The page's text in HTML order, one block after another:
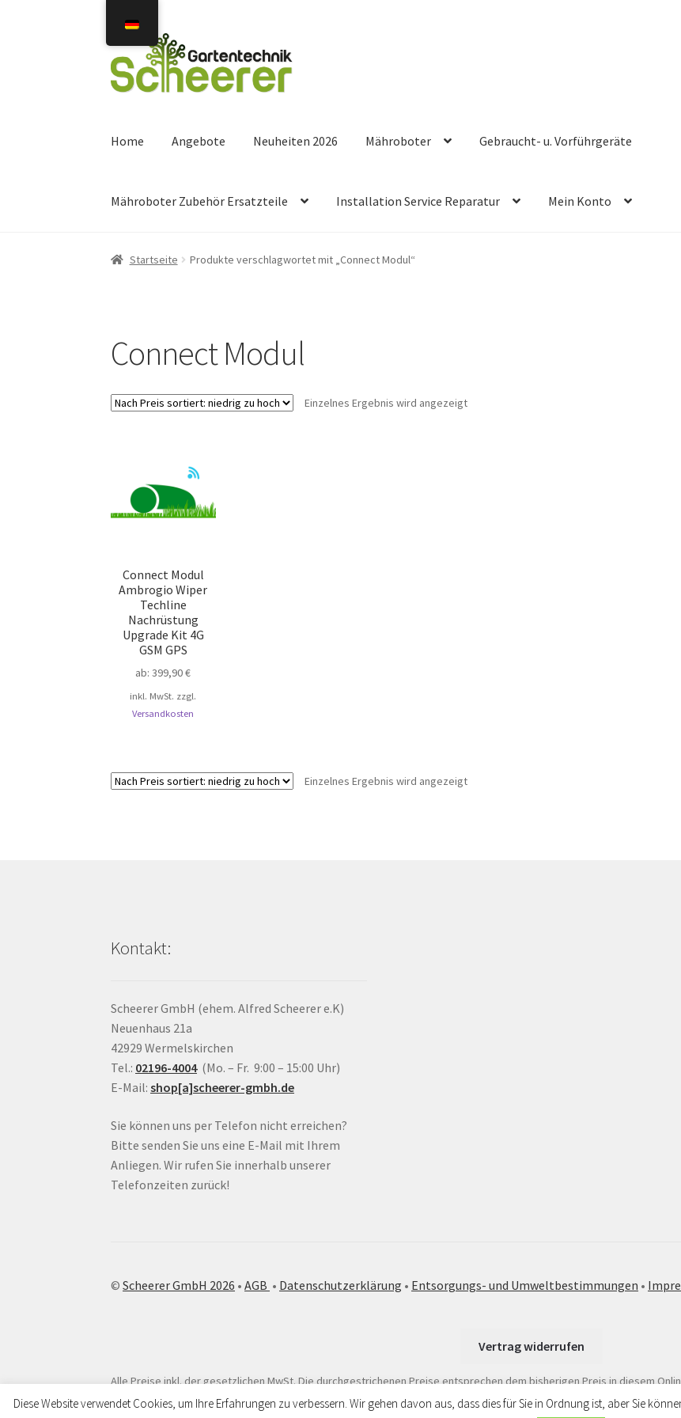
Navigation
springen
Inhalt
springen
Home Angebote Neuheiten 2026 Mähroboter Gebraucht- u. Vorführgeräte
Mähroboter Zubehör Ersatzteile Installation Service Reparatur Mein Konto
Startseite Produkte verschlagwortet mit „Connect Modul“
Connect Modul
Einzelnes Ergebnis wird angezeigt
Connect Modul
Ambrogio Wiper
Techline
Nachrüstung
Upgrade Kit 4G
GSM GPS
ab:399,90€
inkl. MwSt. zzgl.
Versandkosten
Varianten
Einzelnes Ergebnis wird angezeigt
Kontakt:
Scheerer GmbH (ehem. Alfred Scheerer e.K)
Neuenhaus 21a
42929 Wermelskirchen
Tel.: 02196-4004(Mo. – Fr. 9:00 – 15:00 Uhr)
E-Mail:shop[a]scheerer-gmbh.de
Sie können uns per Telefon nicht erreichen?
Bitte senden Sie uns eine E-Mail mit Ihrem
Anliegen. Wir rufen Sie innerhalb unserer
Telefonzeiten zurück!
©Scheerer GmbH 2026 •AGB • Datenschutzerklärung • Entsorgungs- und Umweltbestimmungen •
Vertrag widerrufen
Alle Preise inkl. der gesetzlichen MwSt.Die durchgestrichenen Preise entsprechen dem bisherigen Preis in diesem
Diese Website verwendet Cookies, um Ihre Erfahrungen zu verbessern. Wir gehen davon aus, dass dies für Sie in Ordnung ist, aber Sie